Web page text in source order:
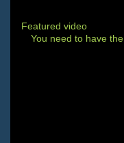
Featured video
You need to have the